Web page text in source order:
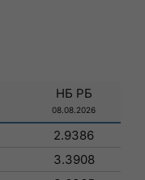
НБ РБ
08.08.2026
2.9386
3.3908